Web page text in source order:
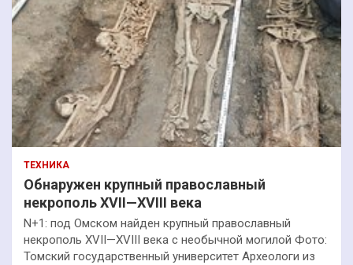
ТЕХНИКА
Обнаружен крупный православный
некрополь XVII—XVIII века
N+1: под Омском найден крупный православный
некрополь XVII—XVIII века с необычной могилой Фото:
Томский государственный университет Археологи из